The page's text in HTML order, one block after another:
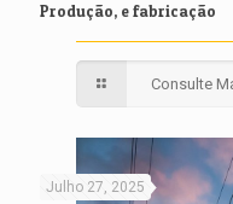
Produção, e fabricação
Consulte
Julho 27, 2025